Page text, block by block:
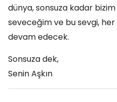
dünya, sonsuza kadar
seveceğim ve bu sevgi,
devam edecek.
Sonsuza dek,
Senin Aşkın